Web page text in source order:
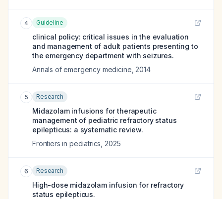
4 Guideline
clinical policy: critical issues in the evaluation
and management of adult patients presenting to
the emergency department with seizures.
Annals of emergency medicine 2014
5 Research
Midazolam infusions for therapeutic
management of pediatric refractory status
epilepticus: a systematic review.
Frontiers in pediatrics 2025
6 Research
High-dose midazolam infusion for refractory
status epilepticus.